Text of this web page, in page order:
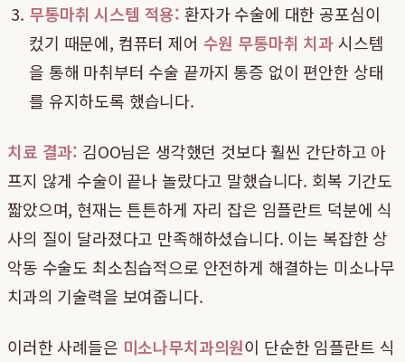
무통마취 시스템 적용: 환자가 수술에 대한 공포심이
컸기 때문에, 컴퓨터 제어 수원 무통마취 치과시스템
을 통해 마취부터 수술 끝까지 통증 없이 편안한 상태
를 유지하도록 했습니다.
치료 결과: 김OO님은 생각했던 것보다 훨씬 간단하고 아
프지 않게 수술이 끝나 놀랐다고 말했습니다. 회복 기간도
짧았으며, 현재는 튼튼하게 자리 잡은 임플란트 덕분에 식
사의 질이 달라졌다고 만족해하셨습니다. 이는 복잡한 상
악동 수술도 최소침습적으로 안전하게 해결하는 미소나무
치과의 기술력을 보여줍니다.
이러한 사례들은 미소나무치과의원이 단순한 임플란트 식